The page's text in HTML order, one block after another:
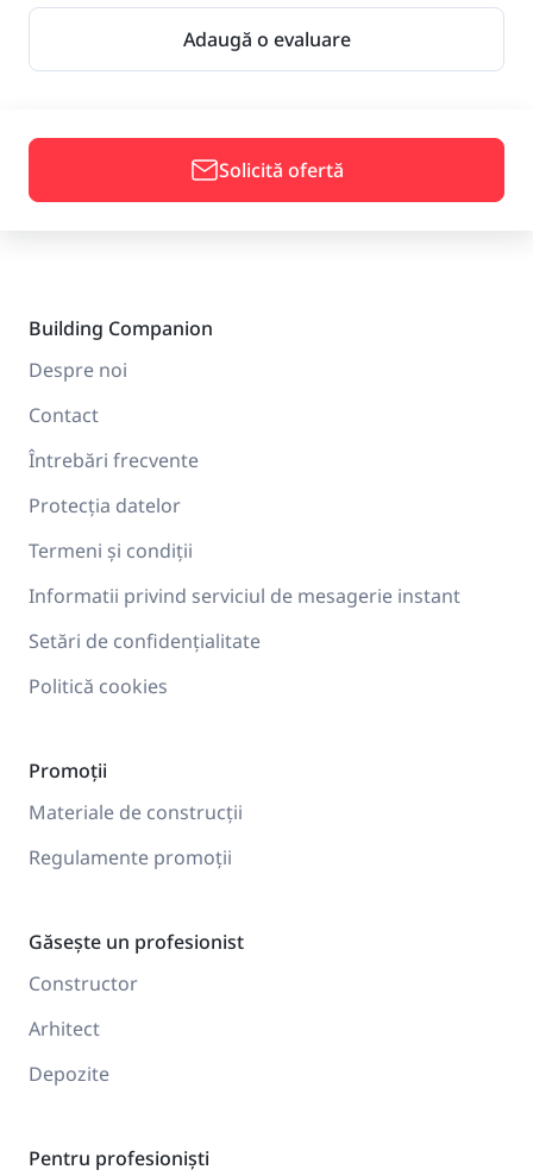
Adaugă o evaluare
Solicită ofertă
Building Companion
Despre noi
Contact
Întrebări frecvente
Protecția datelor
Termeni și condiții
Informatii privind serviciul de mesagerie instant
Setări de confidențialitate
Politică cookies
Promoții
Materiale de construcții
Regulamente promoții
Găsește un profesionist
Constructor
Arhitect
Depozite
Pentru profesioniști